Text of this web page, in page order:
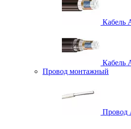
Кабель
Провод монтажный